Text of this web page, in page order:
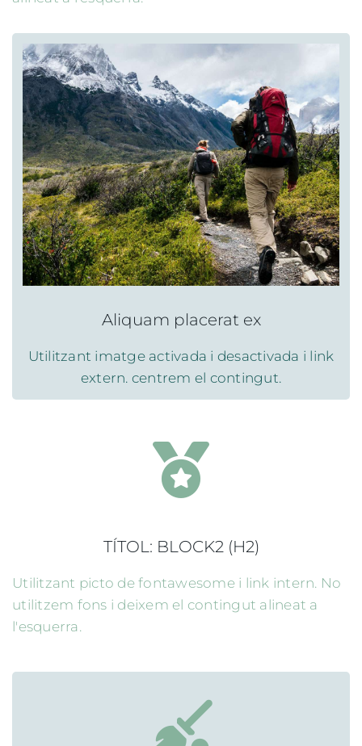
Aliquam placerat ex
Utilitzant imatge activada i desactivada i link
extern. centrem el contingut.
TÍTOL: BLOCK2 (H2)
Utilitzant picto de fontawesome i link intern. No
utilitzem fons i deixem el contingut alineat a
l'esquerra.